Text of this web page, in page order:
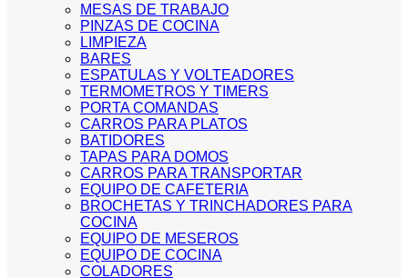
MESAS DE TRABAJO
PINZAS DE COCINA
LIMPIEZA
BARES
ESPATULAS Y VOLTEADORES
TERMOMETROS Y TIMERS
PORTA COMANDAS
CARROS PARA PLATOS
BATIDORES
TAPAS PARA DOMOS
CARROS PARA TRANSPORTAR
EQUIPO DE CAFETERIA
BROCHETAS Y TRINCHADORES PARA
COCINA
EQUIPO DE MESEROS
EQUIPO DE COCINA
COLADORES